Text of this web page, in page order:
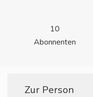
10
Abonnenten
Zur Person